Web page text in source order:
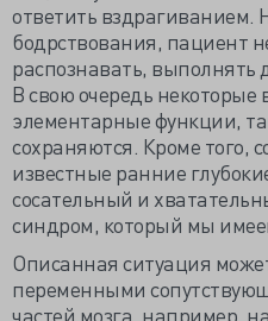
ответить вздрагиванием.
бодрствования, пациент
распознавать, выполнять
В свою очередь некоторые
элементарные функции,
сохраняются. Кроме того,
известные ранние
сосательный и
синдром, который мы
Описанная ситуация
переменными
частей мозга, например,